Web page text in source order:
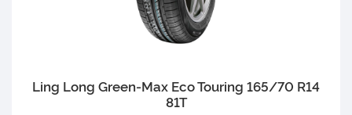
Ling Long Green-Max Eco Touring 165/70 R14
81T